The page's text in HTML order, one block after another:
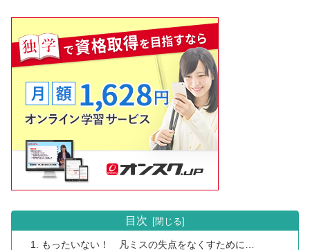
目次
もったいない！ 凡ミスの失点をなくすために…